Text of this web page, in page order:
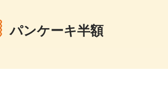
パンケーキ半額